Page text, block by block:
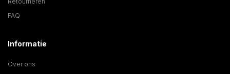
FAQ
Informatie
Over ons